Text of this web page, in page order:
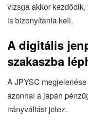
vizsga akkor
is bizonyítania kell.
A digitális
szakaszba
A JPYSC
azonnal a japán
irányváltást jelez.